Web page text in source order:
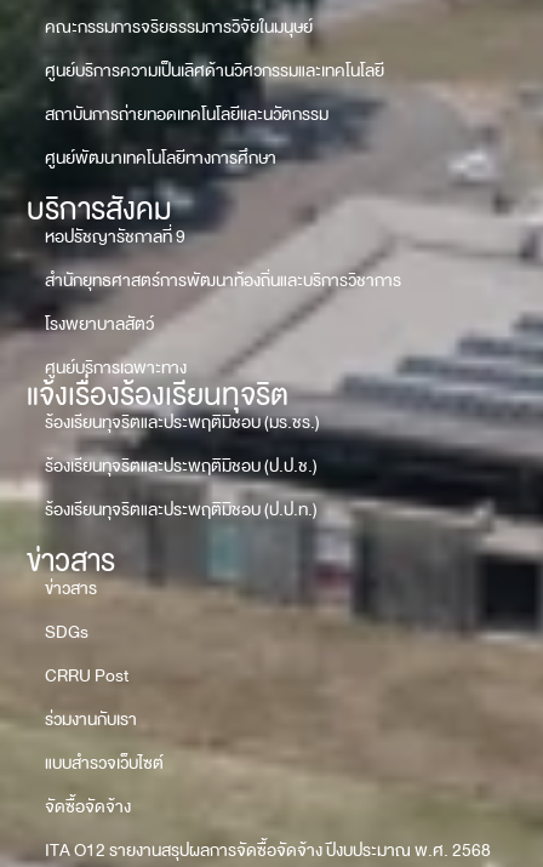
คณะกรรมการจริยธรรมการวิจัยในมนุษย์
ศูนย์บริการความเป็นเลิศด้านวิศวกรรมและเทคโนโลยี
สถาบันการถ่ายทอดเทคโนโลยีและนวัตกรรม
ศูนย์พัฒนาเทคโนโลยีทางการศึกษา
บริการสังคม
หอปรัชญารัชกาลที่ 9
สำนักยุทธศาสตร์การพัฒนาท้องถิ่นและบริการวิชาการ
โรงพยาบาลสัตว์
ศูนย์บริการเฉพาะทาง
แจ้งเรื่องร้องเรียนทุจริต
ร้องเรียนทุจริตและประพฤติมิชอบ (มร.ชร.)
ร้องเรียนทุจริตและประพฤติมิชอบ (ป.ป.ช.)
ร้องเรียนทุจริตและประพฤติมิชอบ (ป.ป.ท.)
ข่าวสาร
ข่าวสาร
SDGs
CRRU Post
ร่วมงานกับเรา
แบบสำรวจเว็บไซต์
จัดซื้อจัดจ้าง
ITA O12 รายงานสรุปผลการจัดซื้อจัดจ้าง ปีงบประมาณ พ.ศ. 2568